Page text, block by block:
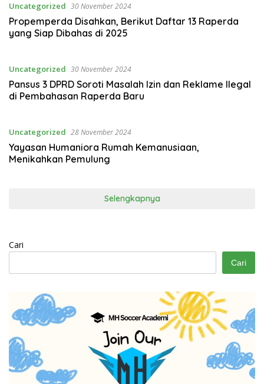
Uncategorized 30 November 2024
Propemperda Disahkan, Berikut Daftar 13 Raperda
yang Siap Dibahas di 2025
Uncategorized 30 November 2024
Pansus 3 DPRD Soroti Masalah Izin dan Reklame Ilegal
di Pembahasan Raperda Baru
Uncategorized 28 November 2024
Yayasan Humaniora Rumah Kemanusiaan,
Menikahkan Pemulung
Selengkapnya
Cari
Cari